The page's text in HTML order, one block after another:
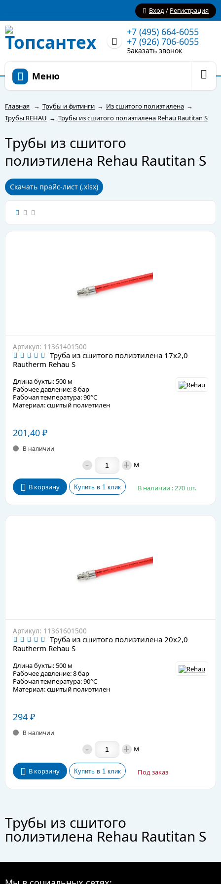
Вход/ Регистрация
+7 (495) 664-6055
+7 (926) 706-6055
Заказать звонок
Меню
Главная → Трубы и фитинги → Из сшитого полиэтилена →
Трубы REHAU → Трубы из сшитого полиэтилена Rehau Rautitan S
Трубы из сшитого
полиэтилена Rehau Rautitan S
Скачать прайс-лист (.xlsx)
Артикул: 11361401500
Труба из сшитого полиэтилена 17х2,0
Rautherm Rehau S
Длина бухты: 500 м
Рабочее давление: 8 бар
Рабочая температура: 90°C
Материал: сшитый полиэтилен
201,40 ₽
В наличии
- + м
В корзину В наличии : 270 шт.
Артикул: 11361601500
Труба из сшитого полиэтилена 20х2,0
Rautherm Rehau S
Длина бухты: 500 м
Рабочее давление: 8 бар
Рабочая температура: 90°C
Материал: сшитый полиэтилен
294 ₽
В наличии
- + м
В корзину Под заказ
Трубы из сшитого
полиэтилена Rehau Rautitan S
и России